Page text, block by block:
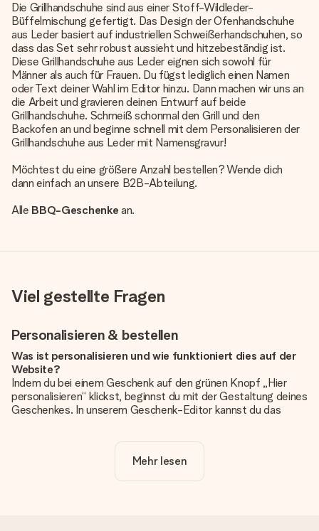
Die Grillhandschuhe sind aus einer Stoff-Wildleder-
Büffelmischung gefertigt. Das Design der Ofenhandschuhe
aus Leder basiert auf industriellen Schweißerhandschuhen, so
dass das Set sehr robust aussieht und hitzebeständig ist.
Diese Grillhandschuhe aus Leder eignen sich sowohl für
Männer als auch für Frauen. Du fügst lediglich einen Namen
oder Text deiner Wahl im Editor hinzu. Dann machen wir uns an
die Arbeit und gravieren deinen Entwurf auf beide
Grillhandschuhe. Schmeiß schonmal den Grill und den
Backofen an und beginne schnell mit dem Personalisieren der
Grillhandschuhe aus Leder mit Namensgravur!
Möchtest du eine größere Anzahl bestellen? Wende dich
dann einfach an unsere B2B-Abteilung.
Alle BBQ-Geschenke an.
Viel gestellte Fragen
Personalisieren & bestellen
Was ist personalisieren und wie funktioniert dies auf der
Website?
Indem du bei einem Geschenk auf den grünen Knopf „Hier
personalisieren“ klickst, beginnst du mit der Gestaltung deines
Geschenkes. In unserem Geschenk-Editor kannst du das
noch eines unserer angebotenen Designs, um deinem
Geschenk die perfekte Ausstrahlung zu verleihen.
Mehr lesen